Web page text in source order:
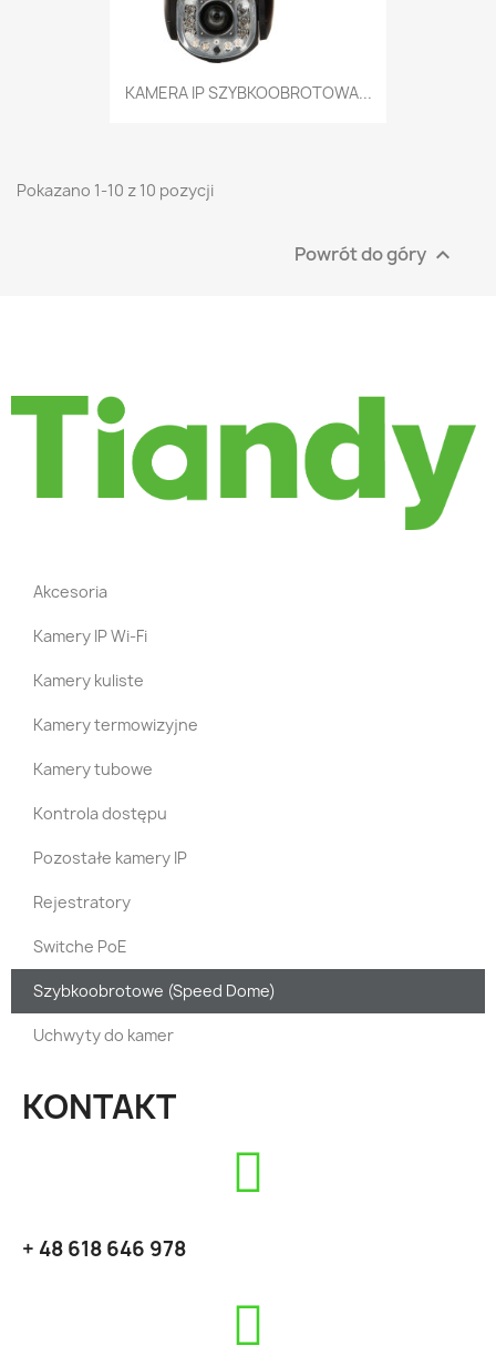
KAMERA IP SZYBKOOBROTOWA...
Pokazano 1-10 z 10 pozycji
Powrót do góry 
Akcesoria
Kamery IP Wi-Fi
Kamery kuliste
Kamery termowizyjne
Kamery tubowe
Kontrola dostępu
Pozostałe kamery IP
Rejestratory
Switche PoE
Szybkoobrotowe (Speed Dome)
Uchwyty do kamer
KONTAKT
+ 48 618 646 978